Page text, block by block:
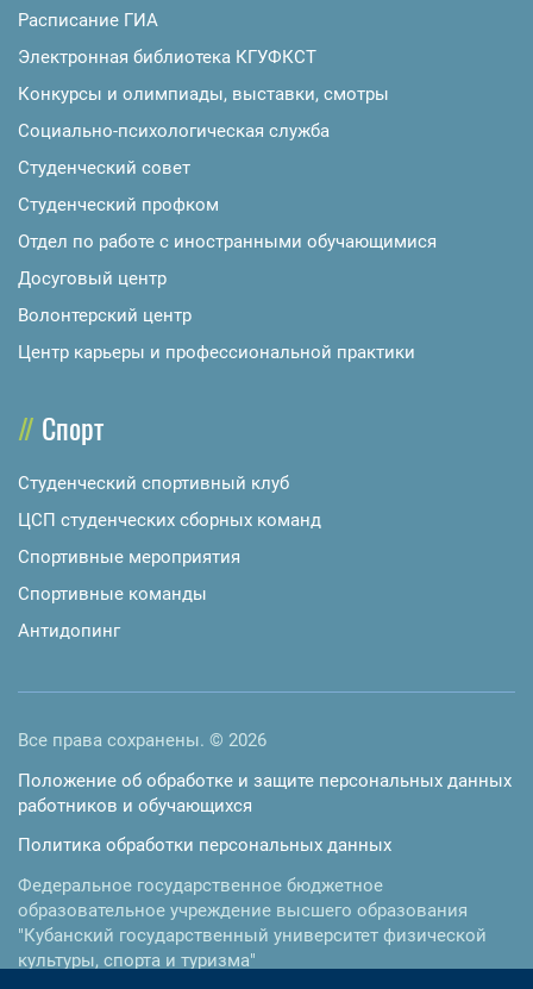
Расписание ГИА
Электронная библиотека КГУФКСТ
Конкурсы и олимпиады, выставки, смотры
Социально-психологическая служба
Студенческий совет
Студенческий профком
Отдел по работе с иностранными обучающимися
Досуговый центр
Волонтерский центр
Центр карьеры и профессиональной практики
Спорт
Студенческий спортивный клуб
ЦСП студенческих сборных команд
Спортивные мероприятия
Спортивные команды
Антидопинг
Все права сохранены. © 2026
Положение об обработке и защите персональных данных
работников и обучающихся
Политика обработки персональных данных
Федеральное государственное бюджетное
образовательное учреждение высшего образования
"Кубанский государственный университет физической
культуры, спорта и туризма"